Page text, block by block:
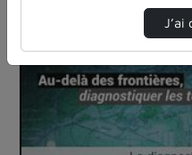
00:01:54
J’ai